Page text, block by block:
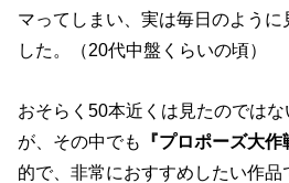
マってしまい、実は毎日のように
した。（20代中盤くらいの頃）
おそらく50本近くは見たのでは
が、その中でも
『プロポーズ大作
的で、非常におすすめしたい作品